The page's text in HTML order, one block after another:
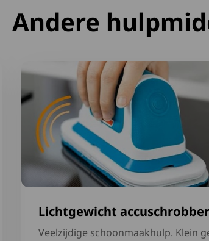
Andere
Lichtgewicht accuschrobber
Veelzijdige schoonmaakhulp. Klein
Lees meer over Lichtgewicht